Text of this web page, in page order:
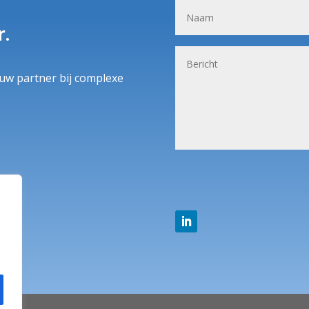
partner bij complexe